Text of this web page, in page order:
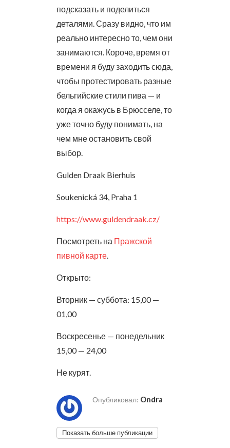
подсказать и поделиться
деталями. Сразу видно, что им
реально интересно то, чем они
занимаются. Короче, время от
времени я буду заходить сюда,
чтобы протестировать разные
бельгийские стили пива — и
когда я окажусь в Брюсселе, то
уже точно буду понимать, на
чем мне остановить свой
выбор.
Gulden Draak Bierhuis
Soukenická 34, Praha 1
https://www.guldendraak.cz/
Посмотреть на Пражской
пивной карте.
Открыто:
Вторник — суббота: 15,00 —
01,00
Воскресенье — понедельник
15,00 — 24,00
Не курят.
Опубликовал: Ondra
Показать больше публикации